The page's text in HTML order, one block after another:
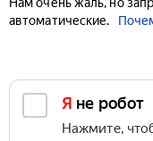
автоматические.
Я не робот
Нажмите,